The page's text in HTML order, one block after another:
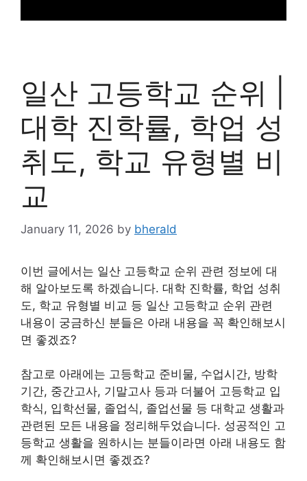
일산 고등학교 순위 |
대학 진학률, 학업 성
취도, 학교 유형별 비
교
January 11, 2026 by bherald
이번 글에서는 일산 고등학교 순위 관련 정보에 대
해 알아보도록 하겠습니다. 대학 진학률, 학업 성취
도, 학교 유형별 비교 등 일산 고등학교 순위 관련
내용이 궁금하신 분들은 아래 내용을 꼭 확인해보시
면 좋겠죠?
참고로 아래에는 고등학교 준비물, 수업시간, 방학
기간, 중간고사, 기말고사 등과 더불어 고등학교 입
학식, 입학선물, 졸업식, 졸업선물 등 대학교 생활과
관련된 모든 내용을 정리해두었습니다. 성공적인 고
등학교 생활을 원하시는 분들이라면 아래 내용도 함
께 확인해보시면 좋겠죠?